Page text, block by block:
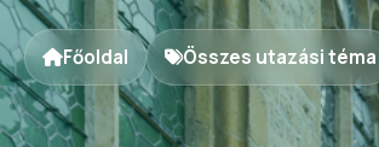
Főoldal Összes utazási téma